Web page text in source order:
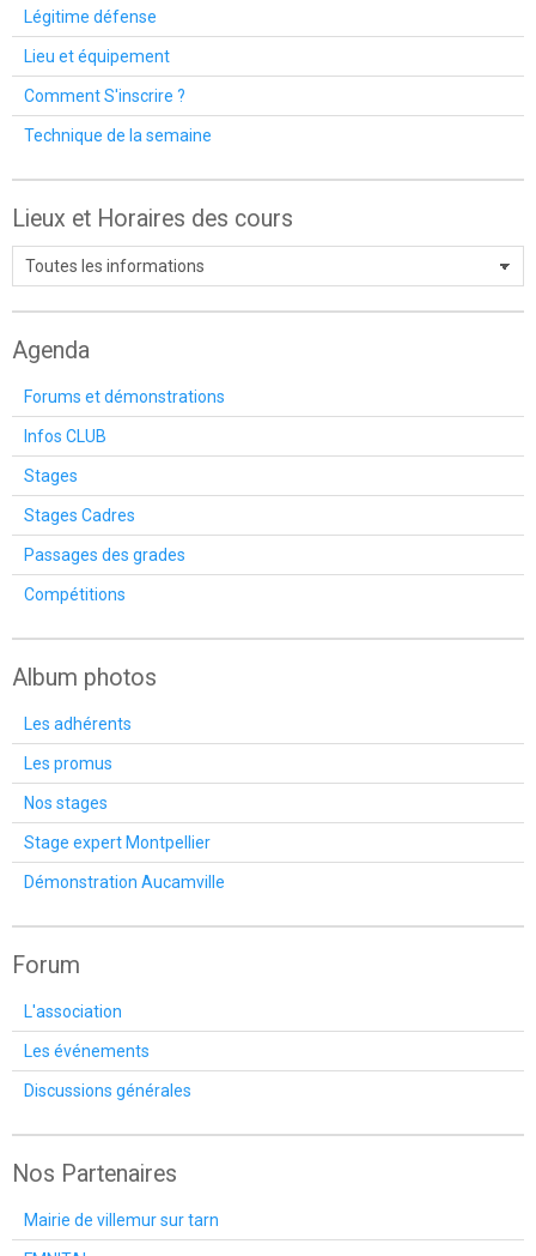
Légitime défense
Lieu et équipement
Comment S'inscrire ?
Technique de la semaine
Lieux et Horaires des cours
Agenda
Forums et démonstrations
Infos CLUB
Stages
Stages Cadres
Passages des grades
Compétitions
Album photos
Les adhérents
Les promus
Nos stages
Stage expert Montpellier
Démonstration Aucamville
Forum
L'association
Les événements
Discussions générales
Nos Partenaires
Mairie de villemur sur tarn